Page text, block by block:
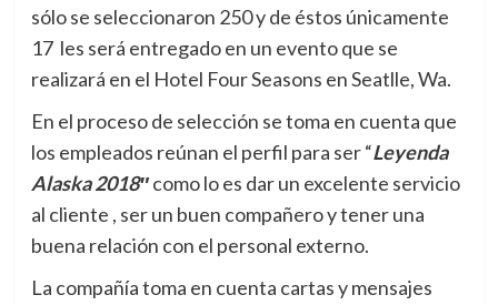
sólo se seleccionaron 250 y de éstos únicamente
17 les será entregado en un evento que se
realizará en el Hotel Four Seasons en Seatlle, Wa.
En el proceso de selección se toma en cuenta que
los empleados reúnan el perfil para ser “Leyenda
Alaska 2018″como lo es dar un excelente servicio
al cliente , ser un buen compañero y tener una
buena relación con el personal externo.
La compañía toma en cuenta cartas y mensajes